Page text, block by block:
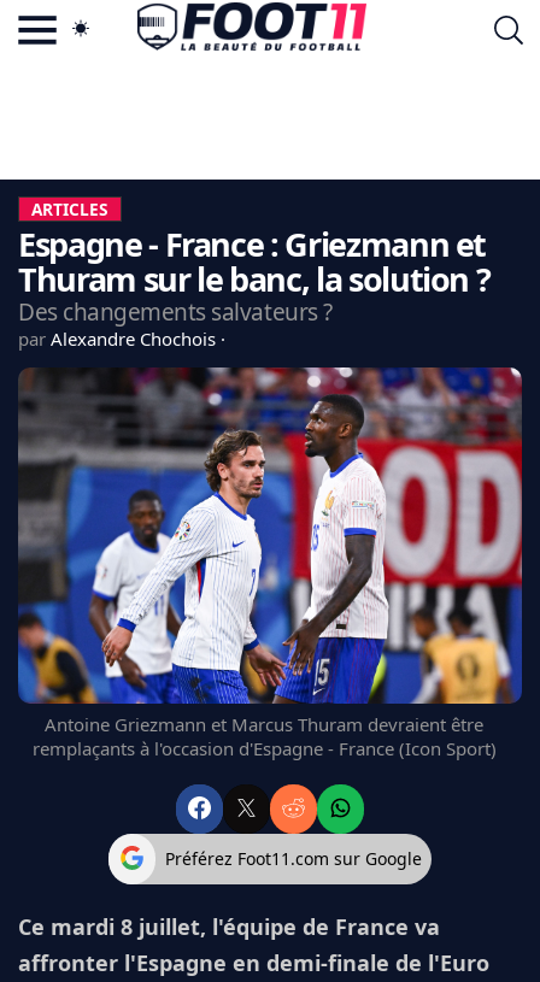
LA CHARTE
VIE PRIVÉE
CGU
CONTACTEZ-NOUS
MERCATO
CDM 2026
EDF
PSG
LIGUE 1
REAL MADRID
FC BARCELONE
MANCHESTER UNITED
CHELSEA
ARSENAL
BAYERN
L'AVIS DE LA RÉDAC'
ARTICLES
Espagne - France : Griezmann et
Thuram sur le banc, la solution ?
Des changements salvateurs ?
par Alexandre Chochois
Antoine Griezmann et Marcus Thuram devraient être
remplaçants à l'occasion d'Espagne - France (Icon Sport)
Préférez Foot11.com sur Google
Ce mardi 8 juillet, l'équipe de France va
affronter l'Espagne en demi-finale de l'Euro